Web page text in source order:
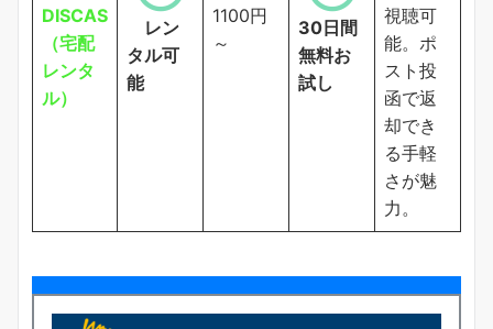
DISCAS
（宅配
レンタ
ル）
レン
タル可
能
1100円
～
30日間
無料お
試し
視聴可
能。ポ
スト投
函で返
却でき
る手軽
さが魅
力。